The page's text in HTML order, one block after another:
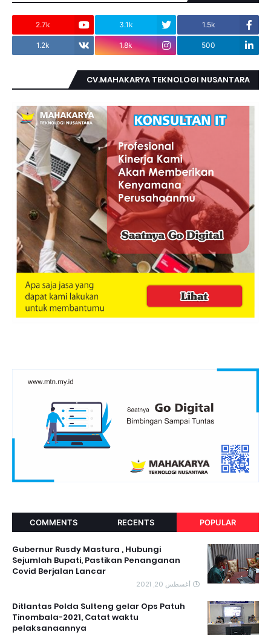
1.5k
3.1k
2.7k
500
1.8k
1.2k
CV.MAHAKARYA TEKNOLOGI NUSANTARA
POPULAR
RECENTS
COMMENTS
Gubernur Rusdy Mastura , Hubungi
Sejumlah Bupati, Pastikan Penanganan
Covid Berjalan Lancar
أغسطس 20, 2021
Ditlantas Polda Sulteng gelar Ops Patuh
Tinombala-2021, Catat waktu
pelaksanaannya